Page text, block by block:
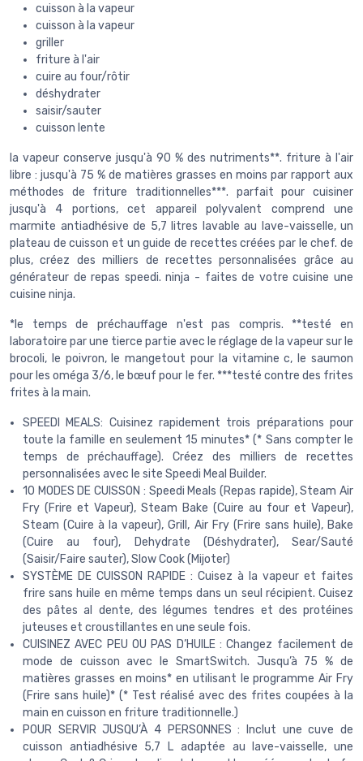
cuisson à la vapeur
cuisson à la vapeur
griller
friture à l'air
cuire au four/rôtir
déshydrater
saisir/sauter
cuisson lente
la vapeur conserve jusqu'à 90 % des nutriments**. friture à l'air
libre : jusqu'à 75 % de matières grasses en moins par rapport aux
méthodes de friture traditionnelles***. parfait pour cuisiner
jusqu'à 4 portions, cet appareil polyvalent comprend une
marmite antiadhésive de 5,7 litres lavable au lave-vaisselle, un
plateau de cuisson et un guide de recettes créées par le chef. de
plus, créez des milliers de recettes personnalisées grâce au
générateur de repas speedi. ninja - faites de votre cuisine une
cuisine ninja.
*le temps de préchauffage n'est pas compris. **testé en
laboratoire par une tierce partie avec le réglage de la vapeur sur le
brocoli, le poivron, le mangetout pour la vitamine c, le saumon
pour les oméga 3/6, le bœuf pour le fer. ***testé contre des frites
frites à la main.
SPEEDI MEALS: Cuisinez rapidement trois préparations pour
toute la famille en seulement 15 minutes* (* Sans compter le
temps de préchauffage). Créez des milliers de recettes
personnalisées avec le site Speedi Meal Builder.
10 MODES DE CUISSON : Speedi Meals (Repas rapide), Steam Air
Fry (Frire et Vapeur), Steam Bake (Cuire au four et Vapeur),
Steam (Cuire à la vapeur), Grill, Air Fry (Frire sans huile), Bake
(Cuire au four), Dehydrate (Déshydrater), Sear/Sauté
(Saisir/Faire sauter), Slow Cook (Mijoter)
SYSTÈME DE CUISSON RAPIDE : Cuisez à la vapeur et faites
frire sans huile en même temps dans un seul récipient. Cuisez
des pâtes al dente, des légumes tendres et des protéines
juteuses et croustillantes en une seule fois.
CUISINEZ AVEC PEU OU PAS D’HUILE : Changez facilement de
mode de cuisson avec le SmartSwitch. Jusqu’à 75 % de
matières grasses en moins* en utilisant le programme Air Fry
(Frire sans huile)* (* Test réalisé avec des frites coupées à la
main en cuisson en friture traditionnelle.)
POUR SERVIR JUSQU’À 4 PERSONNES : Inclut une cuve de
cuisson antiadhésive 5,7 L adaptée au lave-vaisselle, une